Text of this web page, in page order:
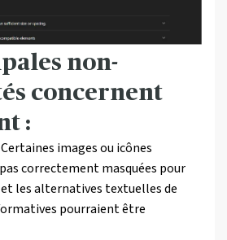
non-
concernent
:
Certaines images ou icônes
correctement masquées pour
les alternatives textuelles de
pourraient être